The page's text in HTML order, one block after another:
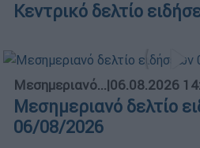
Κεντρικό δελτίο
Μεσημεριανό...|06.08.2026
Μεσημεριανό δελτίο
06/08/2026